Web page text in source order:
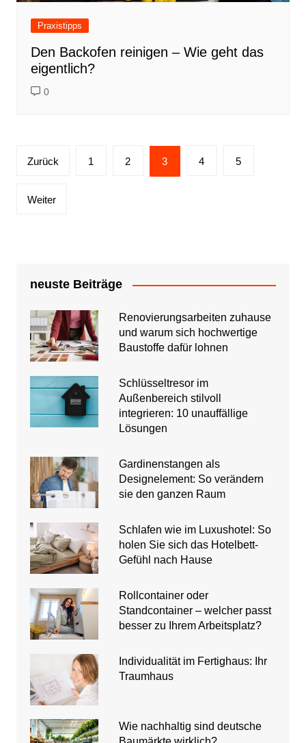
Praxistipps
Den Backofen reinigen – Wie geht das
eigentlich?
0
Seitennummerierung
Beiträge
Zurück 1 2 3 4 5
Weiter
neuste Beiträge
Renovierungsarbeiten zuhause
und warum sich hochwertige
Baustoffe dafür lohnen
Schlüsseltresor im
Außenbereich stilvoll
integrieren: 10 unauffällige
Lösungen
Gardinenstangen als
Designelement: So verändern
sie den ganzen Raum
Schlafen wie im Luxushotel: So
holen Sie sich das Hotelbett-
Gefühl nach Hause
Rollcontainer oder
Standcontainer – welcher passt
besser zu Ihrem Arbeitsplatz?
Individualität im Fertighaus: Ihr
Traumhaus
Wie nachhaltig sind deutsche